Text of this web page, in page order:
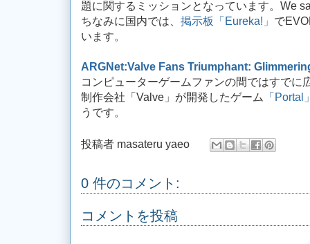
題に関するミッションとなっています。We
ちなみに国内では、 掲示板「Eureka!」 で
います。
ARGNet:Valve Fans Triumphant:
コンピューターゲームファンの間ではすでに
制作会社「Valve」が開発したゲーム
「Portal
うです。
投稿者 masateru yaeo
0 件のコメント:
コメントを投稿